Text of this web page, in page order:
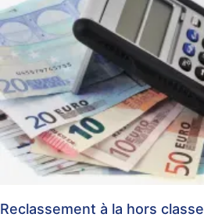
Reclassement à la hors classe